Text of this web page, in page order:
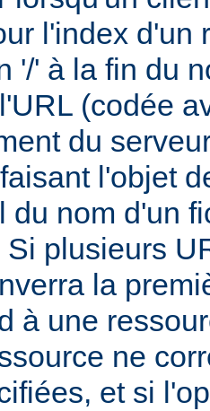
l'index d'un
'/' à la fin du
(codée
du
l'objet
du nom d'un
Si plusieurs
la
à une
ne
et si